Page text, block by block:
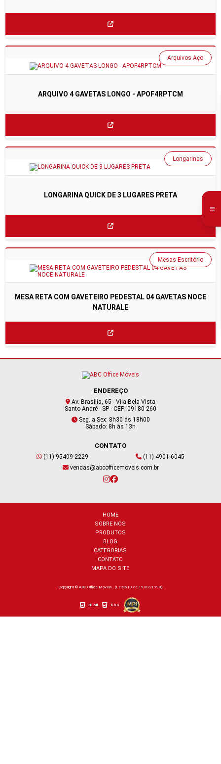
ARQUIVO 4 GAVETAS LONGO - APOF4RPTCM
Arquivos Aço
LONGARINA QUICK DE 3 LUGARES PRETA
Longarinas
MESA RETA COM GAVETEIRO PEDESTAL 04 GAVETAS NOCE
NATURALE
Mesas Escritório
ENDEREÇO
Av. Brasília, 65 - Vila Bela Vista
Santo André - SP - CEP: 09180-260
Seg. a Sex: 8h30 ás 18h00
Sábado: 8h ás 13h
CONTATO
(11) 95409-2229
(11) 4901-6045
vendas@abcofficemoveis.com.br
HOME
SOBRE NÓS
PRODUTOS
BLOG
CATEGORIAS
CONTATO
MAPA DO SITE
Copyright © ABC Office Móveis . (Lei 9610 de 19/02/1998)
HTML CSS